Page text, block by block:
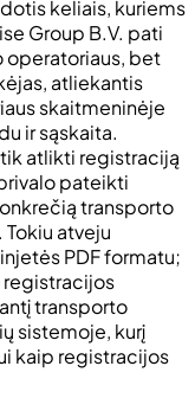
keliais, kuriems
Group B.V. pati
operatoriaus, bet
atliekantis
skaitmeninėje
ir sąskaita.
atlikti registraciją
pateikti
transporto
atveju
PDF formatu;
transporto
sistemoje, kurį
kaip registracijos